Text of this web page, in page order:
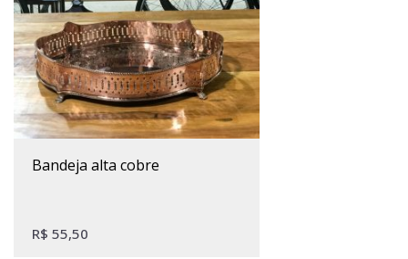
bandeja alta cobre
R$ 55,50